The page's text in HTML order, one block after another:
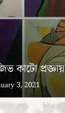
কাটো প্রজ্ঞায়
3, 2021